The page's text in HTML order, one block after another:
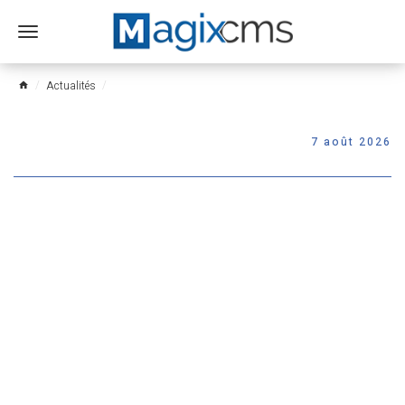
Ouvrir
menu
home Actualités
7 août 2026